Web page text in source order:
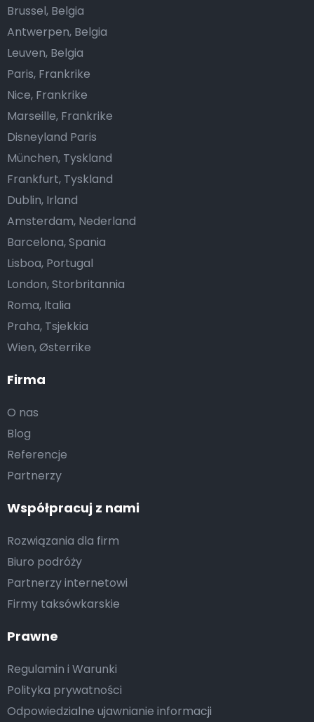
Firma
O nas
Blog
Referencje
Partnerzy
Współpracuj z nami
Rozwiązania dla firm
Biuro podróży
Partnerzy internetowi
Firmy taksówkarskie
Prawne
Regulamin i Warunki
Polityka prywatności
Odpowiedzialne ujawnianie informacji
Brussel, Belgia
Antwerpen, Belgia
Leuven, Belgia
Paris, Frankrike
Nice, Frankrike
Marseille, Frankrike
Disneyland Paris
München, Tyskland
Frankfurt, Tyskland
Dublin, Irland
Amsterdam, Nederland
Barcelona, Spania
Lisboa, Portugal
London, Storbritannia
Roma, Italia
Praha, Tsjekkia
Wien, Østerrike